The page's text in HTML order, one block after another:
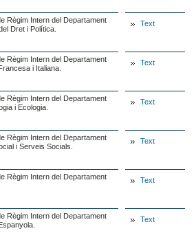
Règim Intern del Departament
Dret i Política.
Text
Règim Intern del Departament
i Italiana.
Text
Règim Intern del Departament
i Ecologia.
Text
Règim Intern del Departament
i Serveis Socials.
Text
Règim Intern del Departament
Text
Règim Intern del Departament
Text